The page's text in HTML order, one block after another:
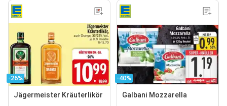
-26%
Jägermeister Kräuterlikör
-40%
Galbani Mozzarella